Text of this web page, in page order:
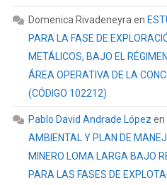
Domenica Rivadeneyra en
PARA LA FASE DE
METÁLICOS, BAJO EL
ÁREA OPERATIVA DE LA
(CÓDIGO 102212)
Pablo David Andrade López en
AMBIENTAL Y PLAN DE
MINERO LOMA LARGA BAJO
PARA LAS FASES DE